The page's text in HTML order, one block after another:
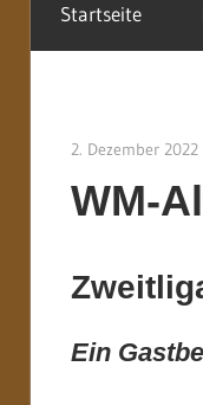
Startseite
2. Dezember 2022
WM-
Ein